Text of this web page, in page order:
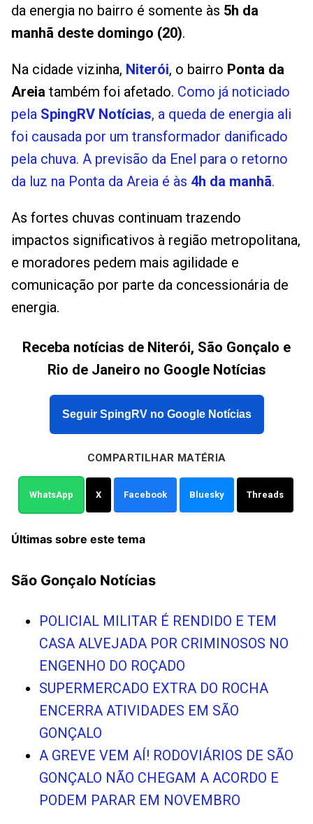
da energia no bairro é somente às 5h da
manhã deste domingo (20).
Na cidade vizinha, Niterói, o bairro Ponta da
Areia também foi afetado. Como já noticiado
pela SpingRV Notícias, a queda de energia ali
foi causada por um transformador danificado
pela chuva. A previsão da Enel para o retorno
da luz na Ponta da Areia é às 4h da manhã.
As fortes chuvas continuam trazendo
impactos significativos à região metropolitana,
e moradores pedem mais agilidade e
comunicação por parte da concessionária de
energia.
Receba notícias de Niterói, São Gonçalo e
Rio de Janeiro no Google Notícias
Seguir SpingRV no Google Notícias
COMPARTILHAR MATÉRIA
WhatsApp X Facebook Bluesky Threads
Últimas sobre este tema
São Gonçalo Notícias
POLICIAL MILITAR É RENDIDO E TEM
CASA ALVEJADA POR CRIMINOSOS NO
ENGENHO DO ROÇADO
SUPERMERCADO EXTRA DO ROCHA
ENCERRA ATIVIDADES EM SÃO
GONÇALO
A GREVE VEM AÍ! RODOVIÁRIOS DE SÃO
GONÇALO NÃO CHEGAM A ACORDO E
PODEM PARAR EM NOVEMBRO